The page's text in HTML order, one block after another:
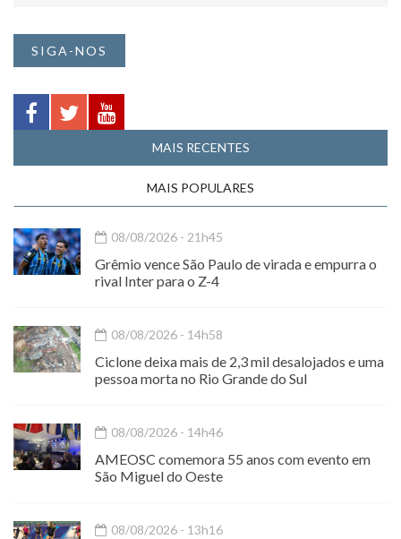
SIGA-NOS
MAIS RECENTES
MAIS POPULARES
08/08/2026 - 21h45
Grêmio vence São Paulo de virada e empurra o
rival Inter para o Z-4
08/08/2026 - 14h58
Ciclone deixa mais de 2,3 mil desalojados e uma
pessoa morta no Rio Grande do Sul
08/08/2026 - 14h46
AMEOSC comemora 55 anos com evento em
São Miguel do Oeste
08/08/2026 - 13h16